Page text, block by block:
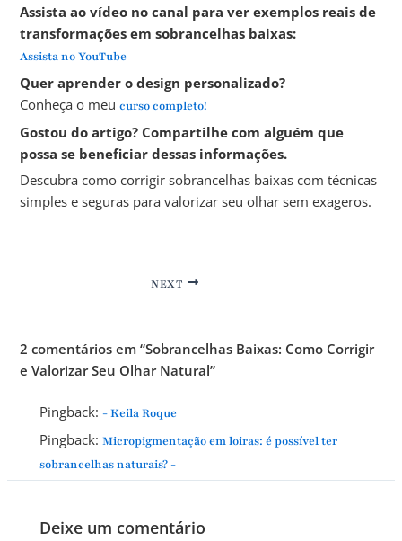
Assista ao vídeo no canal para ver exemplos reais de
transformações em sobrancelhas baixas:
Assista no YouTube
Quer aprender o design personalizado?
Conheça o meucurso completo!
Gostou do artigo? Compartilhe com alguém que
possa se beneficiar dessas informações.
Descubra como corrigir sobrancelhas baixas com técnicas
simples e seguras para valorizar seu olhar sem exageros.
NEXT
2 comentários em “Sobrancelhas Baixas: Como Corrigir
e Valorizar Seu Olhar Natural”
Pingback:- Keila Roque
Pingback:Micropigmentação em loiras: é possível ter
sobrancelhas naturais? -
Deixe um comentário